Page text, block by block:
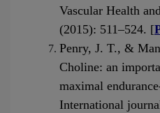
Vascular Health
(2015): 511–524. [
Penry, J. T., &
Choline: an
maximal
International